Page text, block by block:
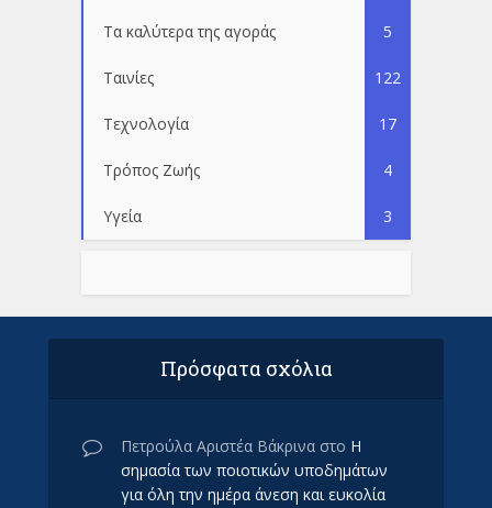
Τα καλύτερα της αγοράς 5
Ταινίες 122
Τεχνολογία 17
Τρόπος Ζωής 4
Υγεία 3
Πρόσφατα σχόλια
Πετρούλα Αριστέα Βάκρινα στο Η
σημασία των ποιοτικών υποδημάτων
για όλη την ημέρα άνεση και ευκολία